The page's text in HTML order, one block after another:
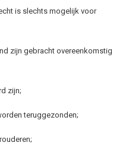
is slechts mogelijk voor
zijn gebracht overeenkomstig
zijn;
teruggezonden;